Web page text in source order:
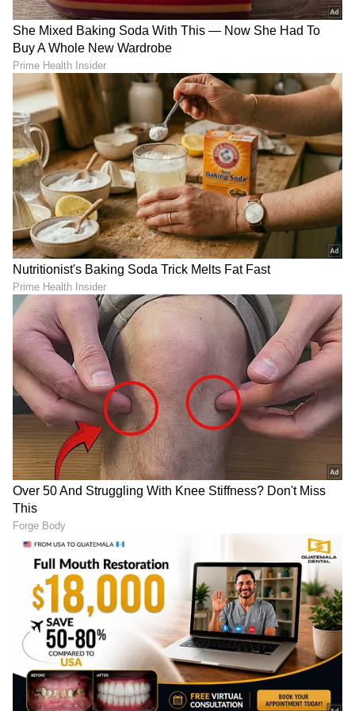
ವಿಚಾರಣೆಯನ್ನು ನ್ಯಾಯಪೀಠವು ಜೂ.2ಕ್ಕೆ ಮುಂದೂಡಿತು.
6
Image Credit :X
ಜೀವಾವಧಿ ಶಿಕ್ಷೆಗೆ ಗುರಿಯಾಗಿರುವ ವಿನಯ್‌
ಇದಕ್ಕೂ‌‌ ಮುನ್ನ ವಿಚಾರಣೆ ವೇಳೆ ವಿನಯ್ ಕುಲಕರ್ಣಿ ಪರ
ಹಿರಿಯ ವಕೀಲ ಸಿದ್ಧಾರ್ಥ್‌ ಲೂಥ್ರಾ, ಶಿಕ್ಷೆಯಾಗಿರುವುದರಿಂದ
‌ಕುಲಕರ್ಣಿ‌ ಅವರ ಶಾಸಕ ಸ್ಥಾನದಿಂದ ಅನರ್ಹಗೊಂಡಿದ್ದಾರೆ.
ಸದ್ಯ ಖಾಲಿಯಿರುವ ಅವರ ಸ್ಥಾನಕ್ಕೆ ಮಧ್ಯಂತರ
ಚುನಾವಣೆಯನ್ನು ಚುನಾವಣಾ ಆಯೋಗ ಘೋಷಣೆ
ಮಾಡುವ ಸಾಧ್ಯತೆಯಿದೆ. ಹಾಗಾಗಿ, ಚುನಾವಣೆ ಘೋಷಣೆ
ಮಾಡುವುದನ್ನು ತಡೆಯೊಡ್ಡಬೇಕು. ‌ನಮ್ಮ‌ ಮೇಲ್ಮನವಿಗೆ ಸಿಬಿಐ
ಇನ್ನೂ ಆಕ್ಷೇಪಣೆ ಸಲ್ಲಿಸಿಲ್ಲ‌ ಎಂದು ವಿವರಿಸಿದರು.